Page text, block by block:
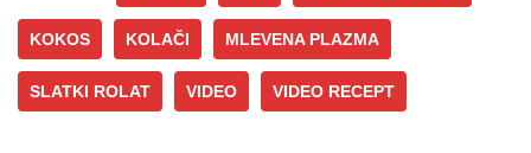
KOKOS KOLAČI MLEVENA PLAZMA
SLATKI ROLAT VIDEO VIDEO RECEPT